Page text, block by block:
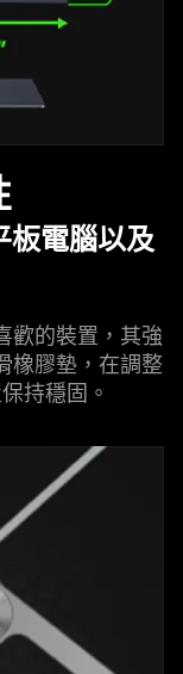
板電腦以及
歡的裝置，其強
橡膠墊，在調整
持穩固 。